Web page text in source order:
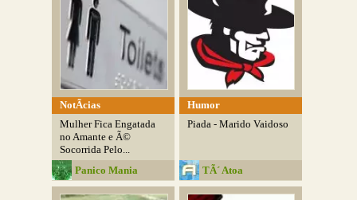
NotÃ­cias
Mulher Fica Engatada
no Amante e Ã©
Socorrida Pelo...
Panico Mania
Humor
Piada - Marido Vaidoso
TÃ´ Atoa